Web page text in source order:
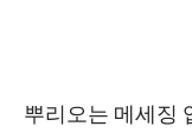
뿌리오는 메세징